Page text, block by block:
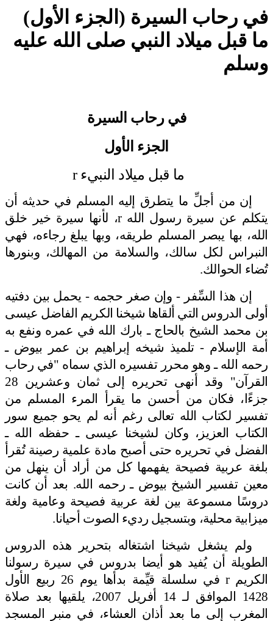
في رحاب السيرة (الجزء الأول)
ما قبل ميلاد النبي صلى الله عليه
وسلم
في رحاب السيرة
الجزء الأول
ما قبل ميلاد النبيءr
إن من أجلِّ ما يتطرق إليه المسلم في حديثه أن
يتكلم عن سيرة رسول اللهr، لأنها سيرة خير خلق
الله، بها يبصر المسلم طريقه، وبها يبلغ رجاءه، فهي
النبراس لكل سالك، والسلامة من المهالك، وبنورها
تُضاء الحوالك.
إن هذا السِّفر - وإن صغر حجمه - يحمل بين دفتيه
أولى الدروس التي ألقاها شيخنا الكريم الفاضل عيسى
بن محمد الشيخ بالحاج ـ بارك الله في عمره ونفع به
أمة الإسلام - تلميذ شيخه إبراهيم بن عمر بيوض ـ
رحمه الله ـ وهو محرر تفسيره الذي سماه "في رحاب
القرآن" وقد أنهى تحريره إلى ثمان وعشرين 28
جزءًا، فكان من أحسن ما يقرأ المرء المسلم من
تفسير لكتاب الله تعالى رغم أنه لم يحو جميع سور
الكتاب العزيز، وكان لشيخنا عيسى ـ حفظه الله ـ
الفضل في تحريره حتى أصبح مادة علمية رصينة تُقرأ
بلغة عربية فصيحة يفهمها كل من أراد أن ينهل من
معين تفسير الشيخ بيوض ـ رحمه الله. بعد أن كانت
دروسًا مسموعة بين لغة عربية فصيحة وعامية ولغة
ميزابية محلية، وبتسجيل رديء الصوت أحيانا.
ولم يشغل شيخنا اشتغاله بتحرير هذه الدروس
الطويلة أن يُفيد هو أيضا بدروس في سيرة رسولنا
الكريمr
في سلسلة قيِّمة بدأها يوم 26 ربيع الأول
1428 الموافق لـ 14 أفريل 2007، يلقيها بعد صلاة
المغرب إلى ما بعد أذان العشاء، في منبر المسجد